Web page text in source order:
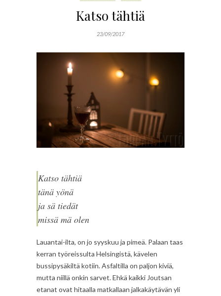
Katso tähtiä
23/09/2017
Katso tähtiä
tänä yönä
ja sä tiedät
missä mä olen
Lauantai-ilta, on jo syyskuu ja pimeä. Palaan taas
kerran työreissulta Helsingistä, kävelen
bussipysäkiltä kotiin. Asfaltilla on paljon kiviä,
mutta niillä onkin sarvet. Ehkä kaikki Joutsan
etanat ovat hitaalla matkallaan jalkakäytävän yli